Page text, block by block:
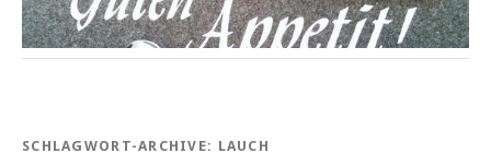
SCHLAGWORT-ARCHIVE: LAUCH